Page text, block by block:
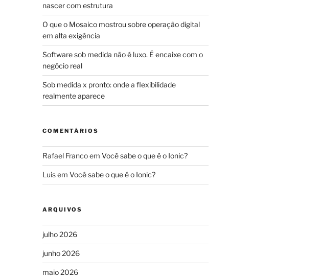
nascer com estrutura
O que o Mosaico mostrou sobre operação digital
em alta exigência
Software sob medida não é luxo. É encaixe com o
negócio real
Sob medida x pronto: onde a flexibilidade
realmente aparece
COMENTÁRIOS
Rafael Francoem Você sabe o que é o Ionic?
Luisem Você sabe o que é o Ionic?
ARQUIVOS
julho 2026
junho 2026
maio 2026